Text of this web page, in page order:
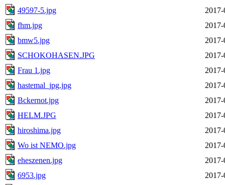
49597-5.jpg
fhm.jpg
bmw5.jpg
SCHOKOHASEN.JPG
Frau 1.jpg
hastemal_jpg.jpg
Bckernot.jpg
HELM.JPG
hiroshima.jpg
Wo ist NEMO.jpg
eheszenen.jpg
6953.jpg